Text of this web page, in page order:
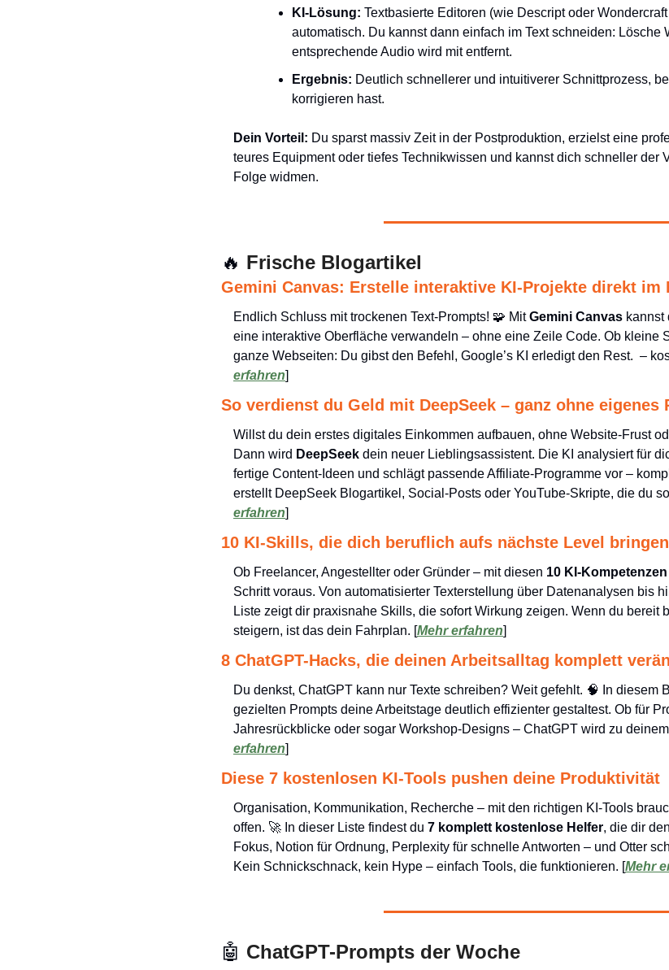
KI-Lösung: Textbasierte Editoren (wie Descript oder
automatisch. Du kannst dann einfach im Text schneiden: Lösche
entsprechende Audio wird mit entfernt.
Ergebnis: Deutlich schnellerer und intuitiverer Schnittprozess,
korrigieren hast.
Dein Vorteil: Du sparst massiv Zeit in der Postproduktion, erzielst eine
teures Equipment oder tiefes Technikwissen und kannst dich schneller der
Folge widmen.
🔥 Frische Blogartikel
Gemini Canvas: Erstelle interaktive KI-Projekte direkt im
Endlich Schluss mit trockenen Text-Prompts! 🧩 Mit Gemini Canvas kannst
eine interaktive Oberfläche verwandeln – ohne eine Zeile Code. Ob kleine
ganze Webseiten: Du gibst den Befehl, Google’s KI erledigt den Rest.  –
erfahren]
So verdienst du Geld mit DeepSeek – ganz ohne eigenes
Willst du dein erstes digitales Einkommen aufbauen, ohne Website-Frust
Dann wird DeepSeek dein neuer Lieblingsassistent. Die KI analysiert für
fertige Content-Ideen und schlägt passende Affiliate-Programme vor –
erstellt DeepSeek Blogartikel, Social-Posts oder YouTube-Skripte, die du
erfahren]
10 KI-Skills, die dich beruflich aufs nächste Level bringen
Ob Freelancer, Angestellter oder Gründer – mit diesen 10 KI-Kompetenzen
Schritt voraus. Von automatisierter Texterstellung über Datenanalysen bis
Liste zeigt dir praxisnahe Skills, die sofort Wirkung zeigen. Wenn du bereit
steigern, ist das dein Fahrplan. [Mehr erfahren]
8 ChatGPT-Hacks, die deinen Arbeitsalltag komplett
Du denkst, ChatGPT kann nur Texte schreiben? Weit gefehlt. 🧠
In diesem
gezielten Prompts deine Arbeitstage deutlich effizienter gestaltest. Ob für
Jahresrückblicke oder sogar Workshop-Designs – ChatGPT wird zu
erfahren]
Diese 7 kostenlosen KI-Tools pushen deine Produktivität
Organisation, Kommunikation, Recherche – mit den richtigen KI-Tools
offen. 🚀 In dieser Liste findest du 7 komplett kostenlose Helfer, die dir
Fokus, Notion für Ordnung, Perplexity für schnelle Antworten – und Otter
Kein Schnickschnack, kein Hype – einfach Tools, die funktionieren. [Mehr
🤖 ChatGPT-Prompts der Woche